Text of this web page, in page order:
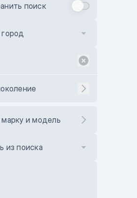
поиск
и модель
из поиска